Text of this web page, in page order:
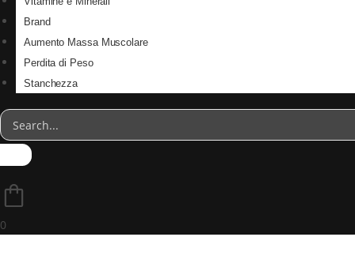
Brand
Aumento Massa Muscolare
Perdita di Peso
Stanchezza
0